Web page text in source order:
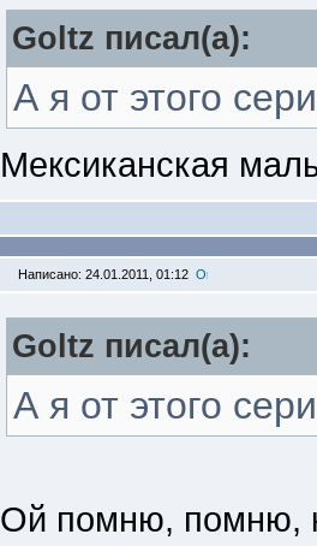
Goltz писал(a):
А я от этого
Мексиканская
Написано: 24.01.2011, 01:12
Goltz писал(a):
А я от этого
Ой помню, помню,